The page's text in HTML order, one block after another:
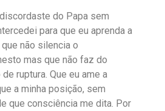
do Papa sem
para que eu aprenda a
não silencia o
mas que não faz do
ruptura. Que eu ame a
a minha posição, sem
que consciência me dita. Por